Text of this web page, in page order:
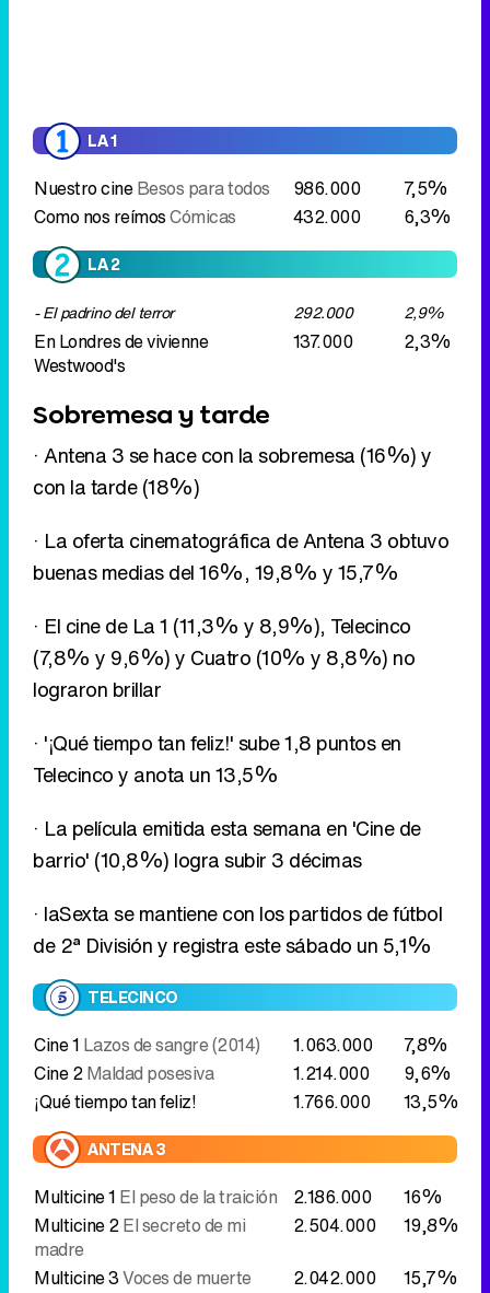
LA 1
Nuestro cineBesos para todos 986.000
7,5%
Como nos reímosCómicas 432.000 6,3%
LA 2
- El padrino del terror 292.000 2,9%
En Londres de vivienne
Westwood's
137.000 2,3%
Sobremesa y tarde
· Antena 3 se hace con la sobremesa (16%) y
con la tarde (18%)
· La oferta cinematográfica de Antena 3 obtuvo
buenas medias del 16%, 19,8% y 15,7%
· El cine de La 1 (11,3% y 8,9%), Telecinco
(7,8% y 9,6%) y Cuatro (10% y 8,8%) no
lograron brillar
· '¡Qué tiempo tan feliz!' sube 1,8 puntos en
Telecinco y anota un 13,5%
· La película emitida esta semana en 'Cine de
barrio' (10,8%) logra subir 3 décimas
· laSexta se mantiene con los partidos de fútbol
de 2ª División y registra este sábado un 5,1%
TELECINCO
Cine 1 Lazos de sangre (2014) 1.063.000
7,8%
Cine 2Maldad posesiva 1.214.000
9,6%
¡Qué tiempo tan feliz!
1.766.000 13,5%
ANTENA 3
Multicine 1 El peso de la traición 2.186.000
16%
Multicine 2El secreto de mi
madre
2.504.000
19,8%
Multicine 3Voces de muerte 2.042.000 15,7%